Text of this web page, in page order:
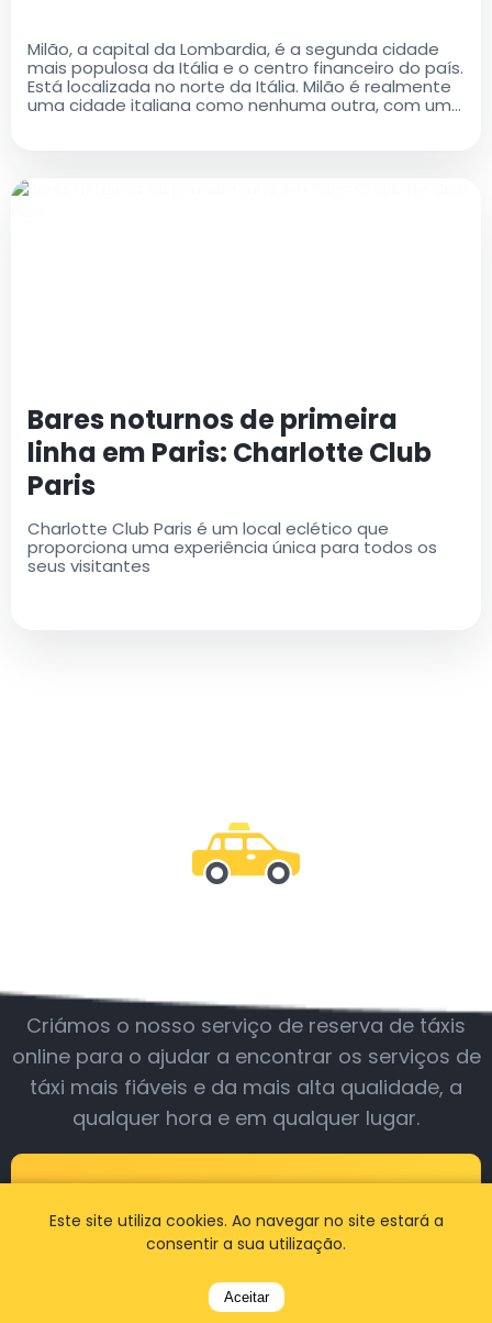
Milão, a capital da Lombardia, é a segunda cidade
mais populosa da Itália e o centro financeiro do país.
Está localizada no norte da Itália. Milão é realmente
uma cidade italiana como nenhuma outra, com uma
Bares noturnos de primeira
linha em Paris: Charlotte Club
Paris
Charlotte Club Paris é um local eclético que
proporciona uma experiência única para todos os
seus visitantes
Criámos o nosso serviço de reserva de táxis
online para o ajudar a encontrar os serviços de
táxi mais fiáveis e da mais alta qualidade, a
qualquer hora e em qualquer lugar.
BOOK A TAXI
Este site utiliza cookies. Ao navegar no site estará a
consentir a sua utilização.
Aceitar